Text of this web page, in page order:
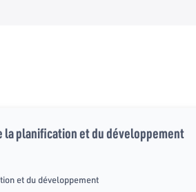
la planification et du développement
et du développement